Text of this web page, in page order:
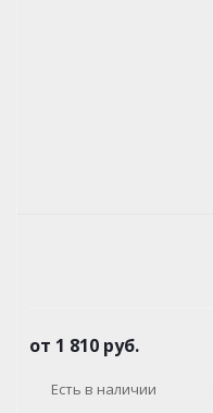
от 1 810 руб.
Есть в наличии